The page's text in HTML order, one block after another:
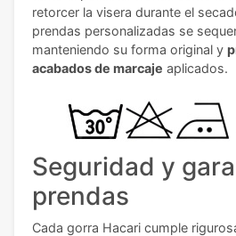
retorcer la visera durante el
prendas personalizadas se
manteniendo su forma original y
acabados de marcaje aplicados.
Seguridad y
prendas
Cada gorra Hacari cumple